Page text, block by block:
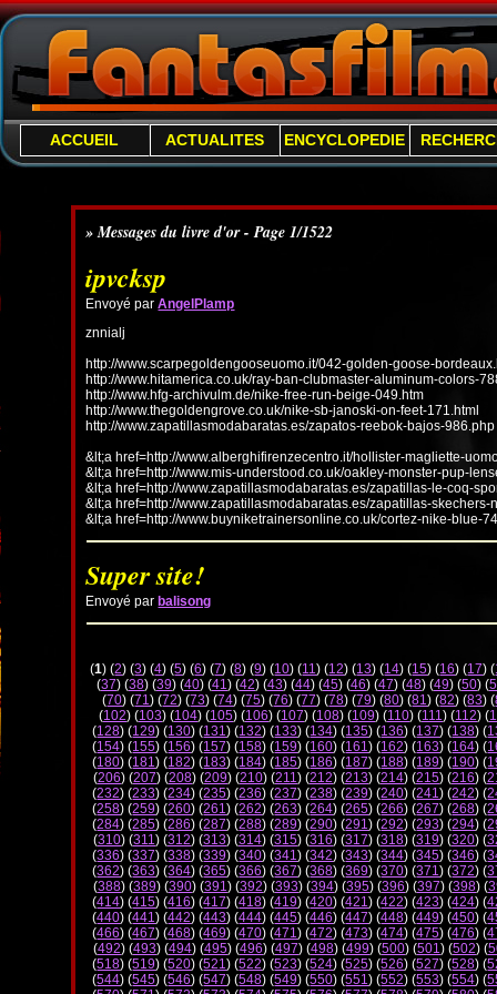
ACCUEIL ACTUALITES ENCYCLOPEDIE
» Messages du livre d'or - Page 1/1522
ipvcksp
Envoyé parAngelPlamp
znnialj
http://www.scarpegoldengooseuomo.it/042-golden-goose-
http://www.hitamerica.co.uk/ray-ban-clubmaster-aluminum-colors-
http://www.hfg-archivulm.de/nike-free-run-beige-049.htm
http://www.thegoldengrove.co.uk/nike-sb-janoski-on-feet-171.html
http://www.zapatillasmodabaratas.es/zapatos-reebok-bajos-986.php
&lt;a href=http://www.alberghifirenzecentro.it/hollister-magliette-
&lt;a href=http://www.mis-understood.co.uk/oakley-monster-pup-
&lt;a href=http://www.zapatillasmodabaratas.es/zapatillas-le-coq-
&lt;a href=http://www.zapatillasmodabaratas.es/zapatillas-
&lt;a href=http://www.buyniketrainersonline.co.uk/cortez-nike-blue-
Super site!
Envoyé par balisong
(1) (2) (3) (4) (5) (6) (7) (8) (9) (10) (11) (12) (13) (14) (15) (16) (17) (
(37) (38) (39) (40) (41) (42) (43) (44) (45) (46) (47) (48) (49) (50) (
(70) (71) (72) (73) (74) (75) (76) (77) (78) (79) (80) (81) (82) (83) (
(102) (103) (104) (105) (106) (107) (108) (109) (110) (111) (112) (
(128) (129) (130) (131) (132) (133) (134) (135) (136) (137) (138) (
(154) (155) (156) (157) (158) (159) (160) (161) (162) (163) (164) (
(180) (181) (182) (183) (184) (185) (186) (187) (188) (189) (190) (
(206) (207) (208) (209) (210) (211) (212) (213) (214) (215) (216) (
(232) (233) (234) (235) (236) (237) (238) (239) (240) (241) (242) (
(258) (259) (260) (261) (262) (263) (264) (265) (266) (267) (268) (
(284) (285) (286) (287) (288) (289) (290) (291) (292) (293) (294) (
(310) (311) (312) (313) (314) (315) (316) (317) (318) (319) (320) (
(336) (337) (338) (339) (340) (341) (342) (343) (344) (345) (346) (
(362) (363) (364) (365) (366) (367) (368) (369) (370) (371) (372) (
(388) (389) (390) (391) (392) (393) (394) (395) (396) (397) (398) (
(414) (415) (416) (417) (418) (419) (420) (421) (422) (423) (424) (
(440) (441) (442) (443) (444) (445) (446) (447) (448) (449) (450) (
(466) (467) (468) (469) (470) (471) (472) (473) (474) (475) (476) (
(492) (493) (494) (495) (496) (497) (498) (499) (500) (501) (502) (
(518) (519) (520) (521) (522) (523) (524) (525) (526) (527) (528) (
(544) (545) (546) (547) (548) (549) (550) (551) (552) (553) (554) (